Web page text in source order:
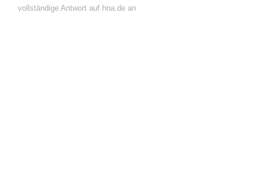
vollständige Antwort auf hna.de an